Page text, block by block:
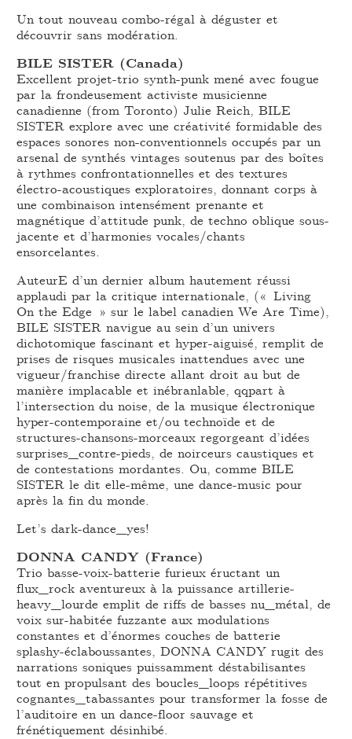
Un tout nouveau combo-régal à déguster et
découvrir sans modération.
BILE SISTER (Canada)
Excellent projet-trio synth-punk mené avec fougue
par la frondeusement activiste musicienne
canadienne (from Toronto) Julie Reich, BILE
SISTER explore avec une créativité formidable des
espaces sonores non-conventionnels occupés par un
arsenal de synthés vintages soutenus par des boîtes
à rythmes confrontationnelles et des textures
électro-acoustiques exploratoires, donnant corps à
une combinaison intensément prenante et
magnétique d’attitude punk, de techno oblique sous-
jacente et d’harmonies vocales/chants
ensorcelantes.
AuteurE d’un dernier album hautement réussi
applaudi par la critique internationale, (« Living
On the Edge » sur le label canadien We Are Time),
BILE SISTER navigue au sein d’un univers
dichotomique fascinant et hyper-aiguisé, remplit de
prises de risques musicales inattendues avec une
vigueur/franchise directe allant droit au but de
manière implacable et inébranlable, qqpart à
l’intersection du noise, de la musique électronique
hyper-contemporaine et/ou technoïde et de
structures-chansons-morceaux regorgeant d’idées
surprises_contre-pieds, de noirceurs caustiques et
de contestations mordantes. Ou, comme BILE
SISTER le dit elle-même, une dance-music pour
après la fin du monde.
Let’s dark-dance_yes!
DONNA CANDY (France)
Trio basse-voix-batterie furieux éructant un
flux_rock aventureux à la puissance artillerie-
heavy_lourde emplit de riffs de basses nu_métal, de
voix sur-habitée fuzzante aux modulations
constantes et d’énormes couches de batterie
splashy-éclaboussantes, DONNA CANDY rugit des
narrations soniques puissamment déstabilisantes
tout en propulsant des boucles_loops répétitives
cognantes_tabassantes pour transformer la fosse de
l’auditoire en un dance-floor sauvage et
frénétiquement désinhibé.